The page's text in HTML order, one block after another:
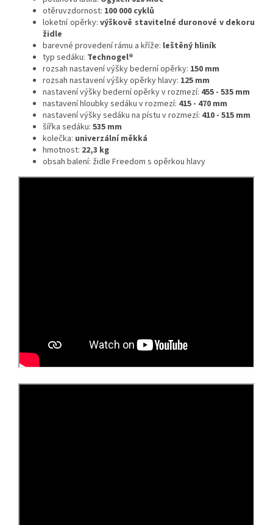
otěruvzdornost: 100 000 cyklů
loketní opěrky: výškově stavitelné duronové v dekoru
židle
barevné provedení rámu a kříže: leštěný hliník
typ sedáku: Technogel®
rozsah nastavení výšky bederní opěrky: 150 mm
rozsah nastavení výšky opěrky hlavy: 125 mm
nastavení výšky bederní opěrky v rozmezí: 455 - 535 mm
nastavení hloubky sedáku v rozmezí: 415 - 470 mm
nastavení výšky sedáku na pístu v rozmezí: 410 - 515 mm
šířka sedáku: 535 mm
kolečka: univerzální měkká
hmotnost: 22,3 kg
obsah balení: židle Freedom s opěrkou hlavy